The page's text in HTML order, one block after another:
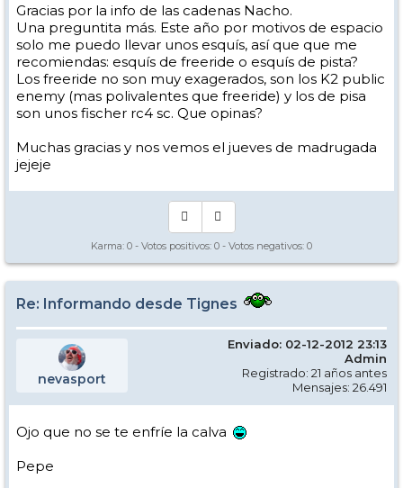
Gracias por la info de las cadenas Nacho.
Una preguntita más. Este año por motivos de espacio
solo me puedo llevar unos esquís, así que que me
recomiendas: esquís de freeride o esquís de pista?
Los freeride no son muy exagerados, son los K2 public
enemy (mas polivalentes que freeride) y los de pisa
son unos fischer rc4 sc. Que opinas?
Muchas gracias y nos vemos el jueves de madrugada
jejeje
Karma: 0 - Votos positivos: 0 - Votos negativos: 0
Re: Informando desde Tignes
nevasport
Enviado: 02-12-2012 23:13
Admin
Registrado: 21 años antes
Mensajes: 26.491
Ojo que no se te enfríe la calva
Pepe